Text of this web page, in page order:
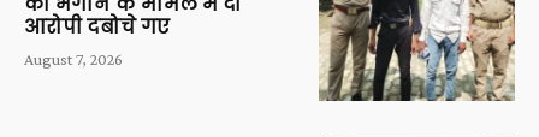
आरोपी दबोचे गए
August 7, 2026